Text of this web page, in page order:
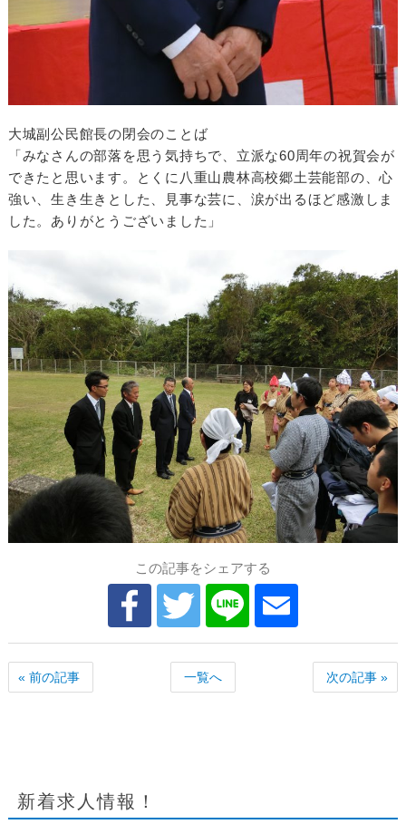
大城副公民館長の閉会のことば
「みなさんの部落を思う気持ちで、立派な60周年の祝賀会が
できたと思います。とくに八重山農林高校郷土芸能部の、心
強い、生き生きとした、見事な芸に、涙が出るほど感激しま
した。ありがとうございました」
この記事をシェアする
« 前の記事 一覧へ 次の記事 »
新着求人情報！